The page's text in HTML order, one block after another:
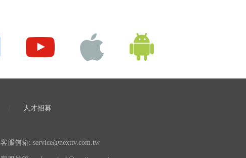
人才招募
客服信箱: service@nexttv.com.tw